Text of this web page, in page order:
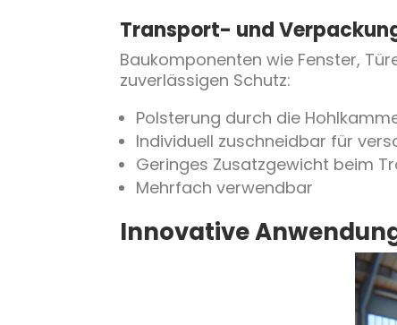
Transport- und
Baukomponenten wie Fenster,
zuverlässigen Schutz:
Polsterung durch die
Individuell zuschneidbar für
Geringes Zusatzgewicht beim
Mehrfach verwendbar
Innovative